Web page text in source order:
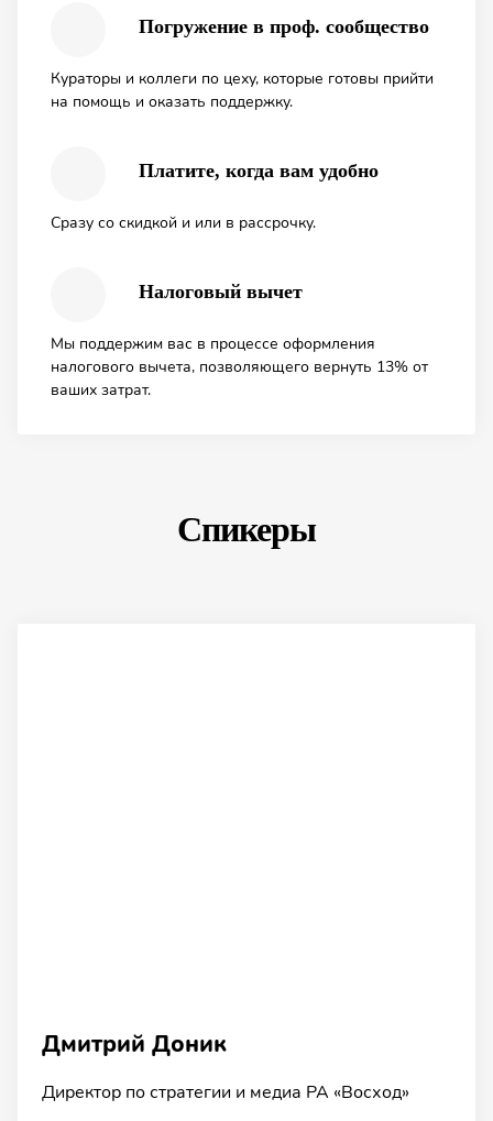
Погружение в проф. сообщество
Кураторы и коллеги по цеху, которые готовы прийти
на помощь и оказать поддержку.
Платите, когда вам удобно
Сразу со скидкой и или в рассрочку.
Налоговый вычет
Мы поддержим вас в процессе оформления
налогового вычета, позволяющего вернуть 13% от
ваших затрат.
Спикеры
Дмитрий Доник
Директор по стратегии и медиа РА «Восход»
Восход»
исследований «РА Восход»
Ольга Смакова
Баинг-директор «РА Восход»